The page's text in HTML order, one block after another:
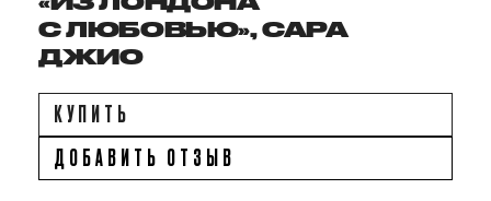
С ЛЮБОВЬЮ», САРА
ДЖИО
КУПИТЬ
ДОБАВИТЬ ОТЗЫВ